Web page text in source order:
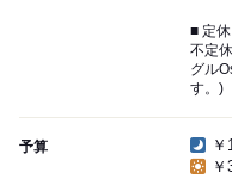
■ 定休
不定
グル
す。)
予算